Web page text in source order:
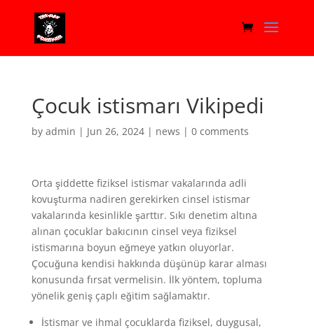
Çocuk istismarı Vikipedi
by admin | Jun 26, 2024| news | 0 comments
Orta şiddette fiziksel istismar vakalarında adli
kovuşturma nadiren gerekirken cinsel istismar
vakalarında kesinlikle şarttır. Sıkı denetim altına
alınan çocuklar bakıcının cinsel veya fiziksel
istismarına boyun eğmeye yatkın oluyorlar.
Çocuğuna kendisi hakkında düşünüp karar alması
konusunda fırsat vermelisin. İlk yöntem, topluma
yönelik geniş çaplı eğitim sağlamaktır.
İstismar ve ihmal çocuklarda fiziksel, duygusal,